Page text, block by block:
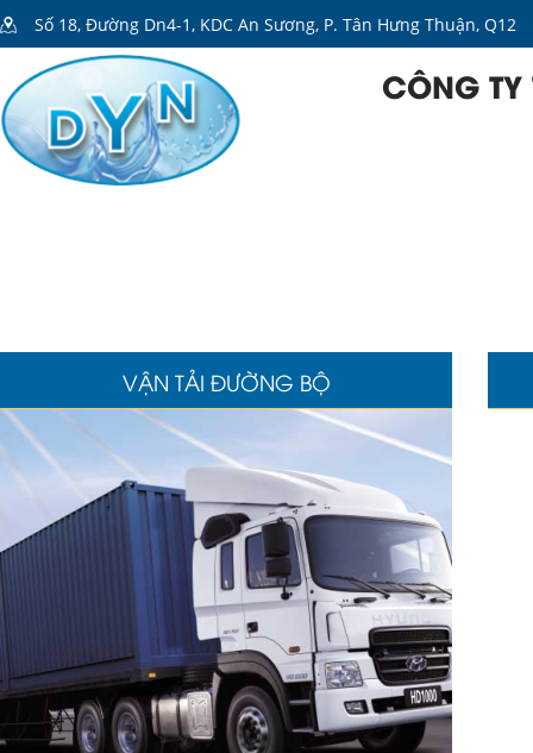
Số 18, Đường Dn4-1, KDC An Sương, P. Tân Hưng Thuận, Q12
CÔNG TY
VẬN TẢI ĐƯỜNG BỘ